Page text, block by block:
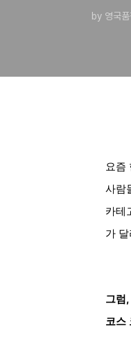
by 영국품
요즘
사람
카테
가
그럼
코스